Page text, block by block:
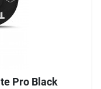
Pro Black